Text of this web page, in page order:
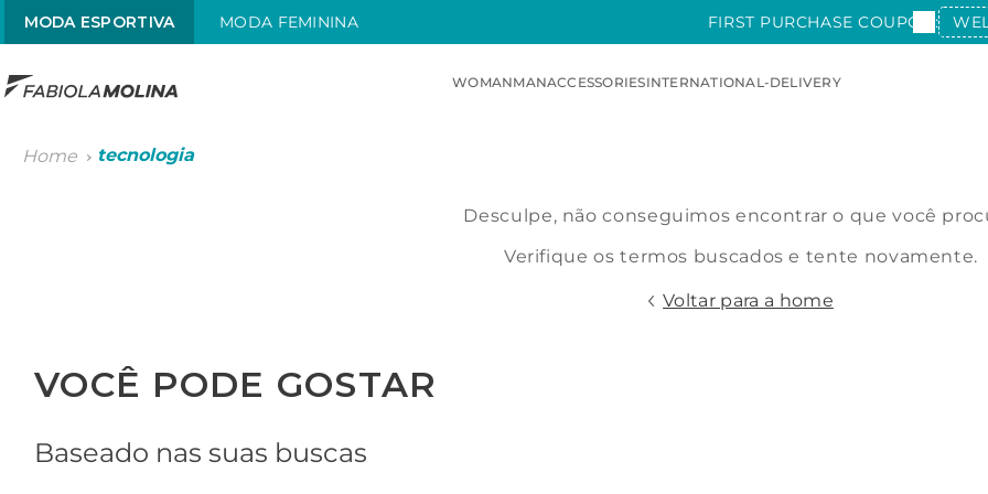
MODA ESPORTIVA MODA FEMININA FIRST PURCHASE COUPON:
WOMANMANACCESSORIESINTERNATIONAL-DELIVERY
tecnologia
Desculpe, não conseguimos encontrar o que você
Verifique os termos buscados e tente novamente.
Voltar para a home
VOCÊ PODE GOSTAR
Baseado nas suas buscas
6 . maiô alças finas